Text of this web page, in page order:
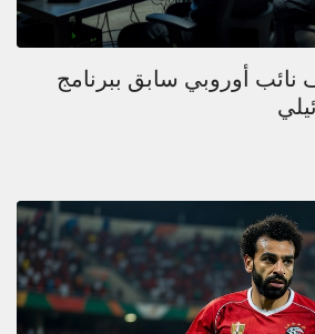
نائب أوروبي سابق ببرنامج